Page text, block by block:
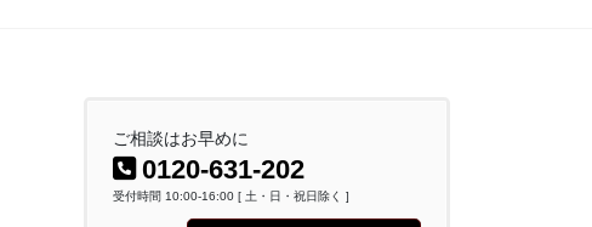
ご相談はお早めに
0120-631-202
受付時間 10:00-16:00 [ 土・日・祝日除く ]